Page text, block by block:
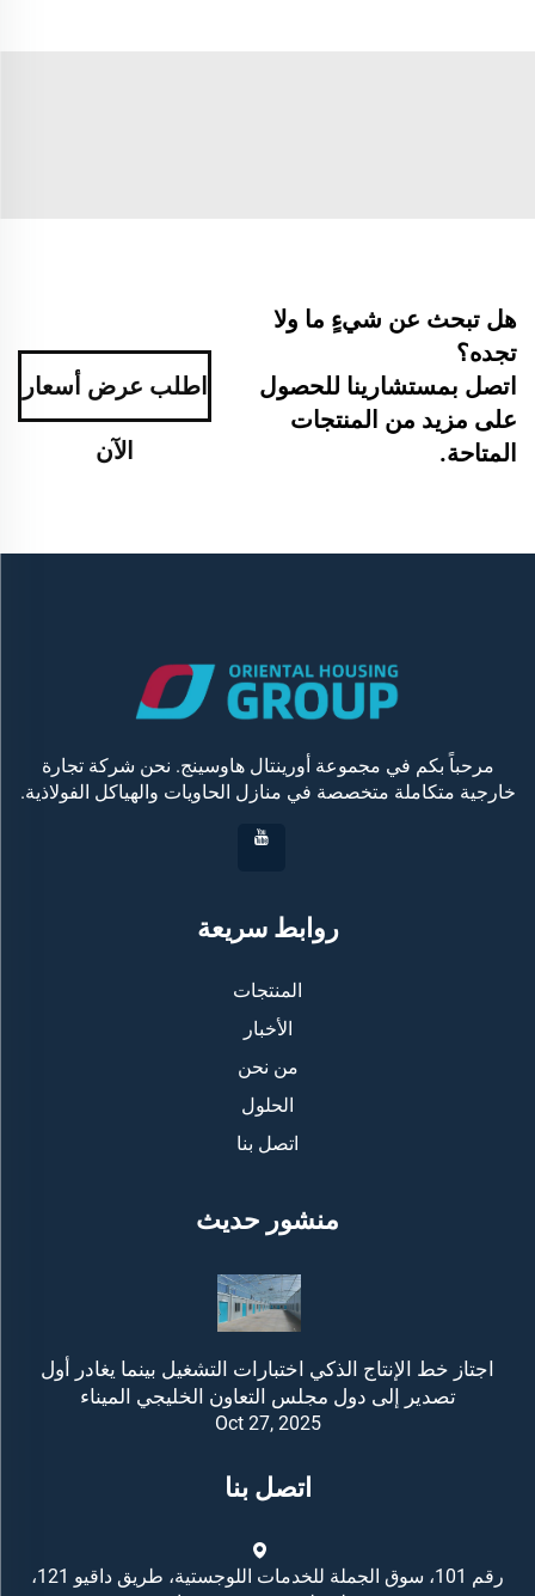
هل تبحث عن شيءٍ ما ولا
تجده؟
اتصل بمستشارينا للحصول
على مزيد من المنتجات
المتاحة.
اطلب عرض أسعار
الآن
مرحباً بكم في مجموعة أورينتال هاوسينج. نحن شركة تجارة
خارجية متكاملة متخصصة في منازل الحاويات والهياكل الفولاذية.
روابط سريعة
المنتجات
الأخبار
من نحن
الحلول
اتصل بنا
منشور حديث
اجتاز خط الإنتاج الذكي اختبارات التشغيل بينما يغادر أول
تصدير إلى دول مجلس التعاون الخليجي الميناء
Oct 27, 2025
اتصل بنا
رقم 101، سوق الجملة للخدمات اللوجستية، طريق داقيو 121،